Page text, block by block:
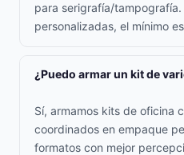
para serigrafía/
personalizadas, el mínimo
¿Puedo armar un kit de
Sí, armamos kits de oficina
coordinados en empaque
formatos con mejor